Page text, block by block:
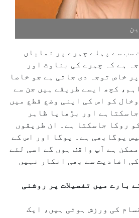
سب سے پہلے چہرے پر نمایاں
ہے کہ چہرے کی بناوٹ اور
خاص توجہ دی جاتی ہے جو خاصا
کچھ ایسے طریقے ہیں جن سے
کو اس کی اپنی وضع قطع میں
اور بڑھاپا ظاہر
روکا جاسکتا ہے۔ ان طریقوں
یوگابھی ہے۔ یوگا اور اس کے
ہے آپ واقف ہوں گے اسی لئے
افادیت سے بھی انکار نہیں
بارے میں تفصیلات پر روشنی
کی ورزش ہوتی ہیں، ایک